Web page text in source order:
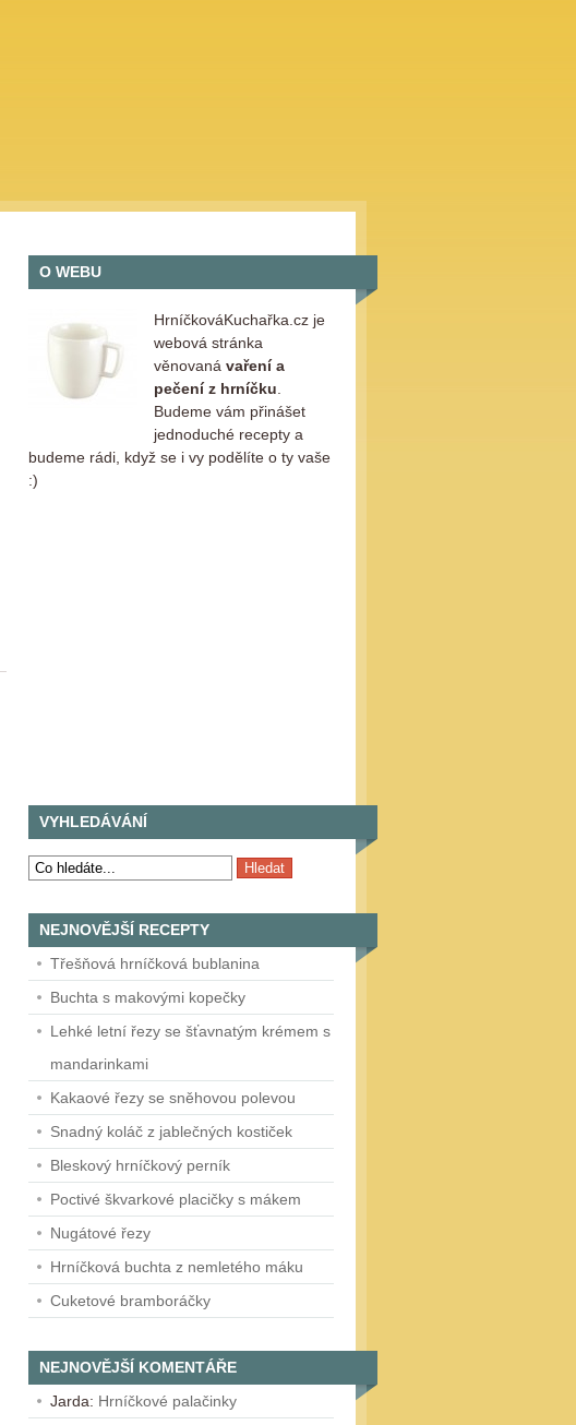
O WEBU
HrníčkováKuchařka.cz je
webová stránka
věnovaná vaření a
pečení z hrníčku
Budeme vám přinášet
jednoduché recepty a
budeme rádi, když se i vy podělíte o ty vaše
:)
VYHLEDÁVÁNÍ
NEJNOVĚJŠÍ RECEPTY
Třešňová hrníčková bublanina
Buchta s makovými kopečky
Lehké letní řezy se šťavnatým krémem s
mandarinkami
Kakaové řezy se sněhovou polevou
Snadný koláč z jablečných kostiček
Bleskový hrníčkový perník
Poctivé škvarkové placičky s mákem
Nugátové řezy
Hrníčková buchta z nemletého máku
Cuketové bramboráčky
NEJNOVĚJŠÍ KOMENTÁŘE
Jarda: Hrníčkové palačinky